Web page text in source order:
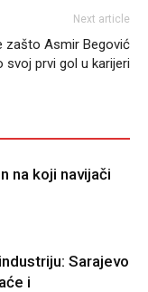
Next article
zašto Asmir Begović
svoj prvi gol u karijeri
na koji navijači
Sarajevo
i